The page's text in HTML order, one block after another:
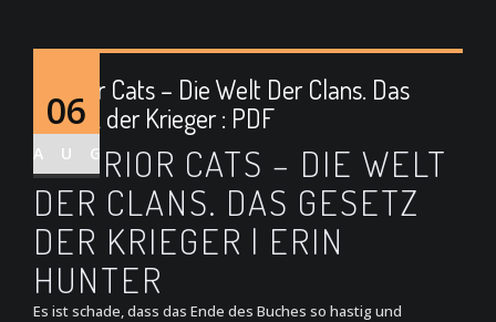
06
AUG
Warrior Cats – Die Welt Der Clans. Das
Gesetz der Krieger : PDF
WARRIOR CATS – DIE WELT
DER CLANS. DAS GESETZ
DER KRIEGER | ERIN
HUNTER
Es ist schade, dass das Ende des Buches so hastig und